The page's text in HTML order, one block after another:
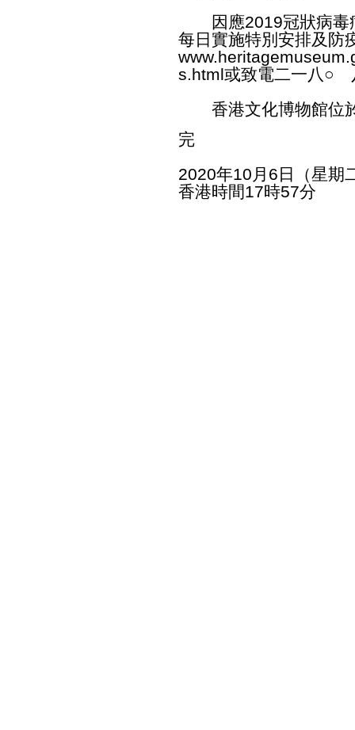
因應2019冠狀病毒
每日實施特別安排及防
s.html或致電二一八○
香港文化博物館位
完
2020年10月6日（星期
香港時間17時57分